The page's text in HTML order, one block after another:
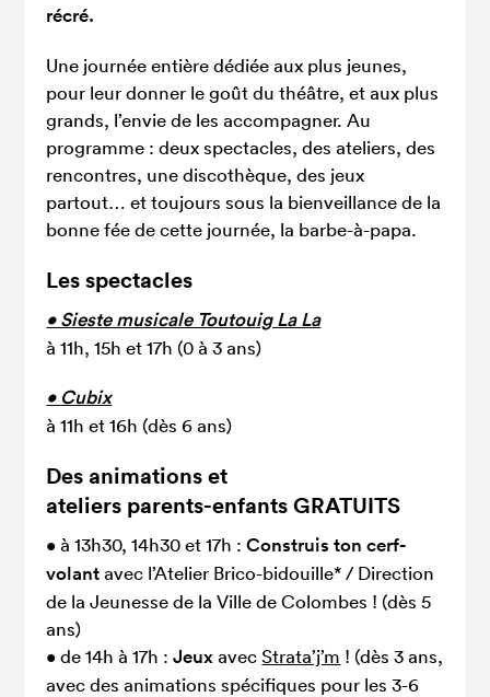
récré.
Une journée entière dédiée aux plus jeunes,
pour leur donner le goût du théâtre, et aux plus
grands, l’envie de les accompagner. Au
programme : deux spectacles, des ateliers, des
rencontres, une discothèque, des jeux
partout… et toujours sous la bienveillance de la
bonne fée de cette journée, la barbe-à-papa.
Les spectacles
• Sieste musicale Toutouig La La
à 11h, 15h et 17h (0 à 3 ans)
• Cubix
à 11h et 16h (dès 6 ans)
Des animations et
ateliers parents-enfants GRATUITS
• à 13h30, 14h30 et 17h : Construis ton cerf-
volantavec l’Atelier Brico-bidouille* / Direction
de la Jeunesse de la Ville de Colombes ! (dès 5
ans)
• de 14h à 17h :JeuxavecStrata’j’m ! (dès 3 ans,
avec des animations spécifiques pour les 3-6